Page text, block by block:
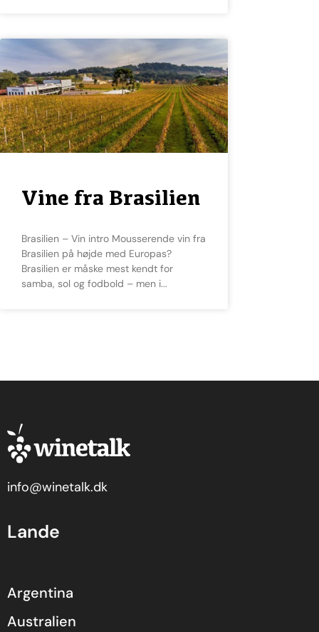
Vine fra Brasilien
Brasilien – Vin intro Mousserende vin fra
Brasilien på højde med Europas?
Brasilien er måske mest kendt for
samba, sol og fodbold – men i
info@winetalk.dk
Lande
Argentina
Australien